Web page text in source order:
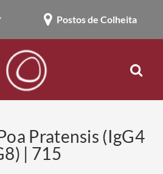
Postos de Colheita
Pratensis (IgG4
| 715